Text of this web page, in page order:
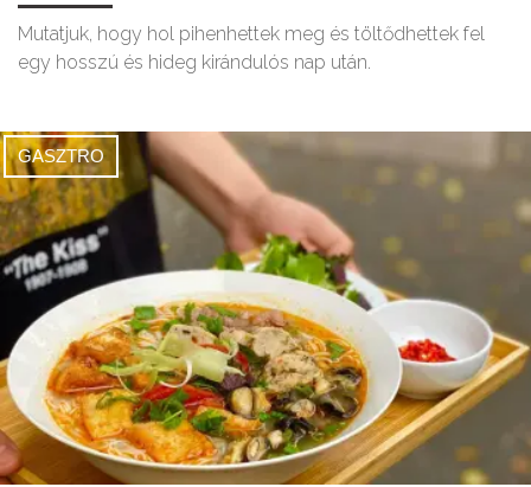
Mutatjuk, hogy hol pihenhettek meg és töltődhettek fel
egy hosszú és hideg kirándulós nap után.
GASZTRO